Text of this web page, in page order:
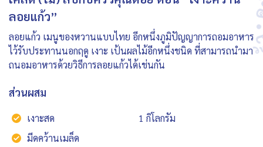
ลอยแก้ว”
ลอยแก้ว เมนูของหวานแบบไทย อีกหนึ่งภูมิปัญญาการถอมอาหาร
ไว้รับประทานนอกฤดู เงาะ เป้นผลไม้อีกหนึ่งชนิด ที่สามารถนำมา
ถนอมอาหารด้วยวิธีการลอยแก้วได้เช่นกัน
ส่วนผสม
เงาะสด
1 กิโลกรัม
มีดคว้านเมล็ด